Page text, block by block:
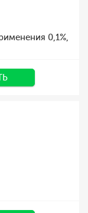
0,1%,